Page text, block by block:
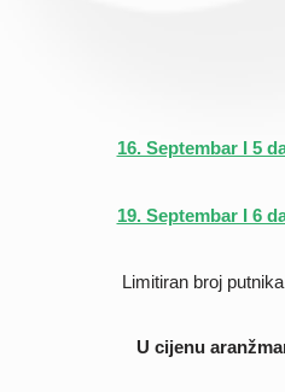
16. Septembar I 5
19. Septembar I 6
Limitiran broj
U cijenu